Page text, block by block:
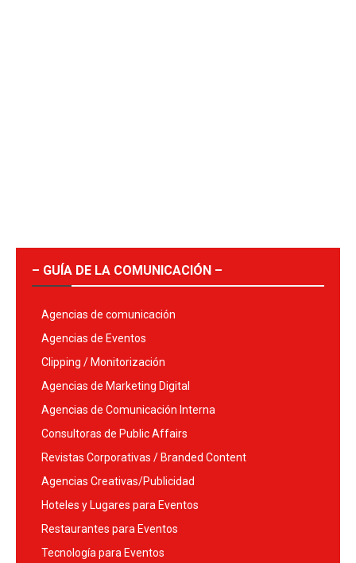
– GUÍA DE LA COMUNICACIÓN –
Agencias de comunicación
Agencias de Eventos
Clipping / Monitorización
Agencias de Marketing Digital
Agencias de Comunicación Interna
Consultoras de Public Affairs
Revistas Corporativas / Branded Content
Agencias Creativas/Publicidad
Hoteles y Lugares para Eventos
Restaurantes para Eventos
Tecnología para Eventos